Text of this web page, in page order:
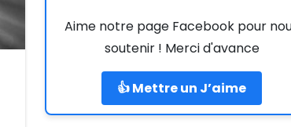
Aime notre page Facebook pour
soutenir ! Merci d'avance
👍 Mettre un J’aime